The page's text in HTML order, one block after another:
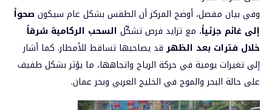
وفي بيان مفصل، أوضح المركز أن الطقس بشكل عام سيكونصحواً
إلى غائم جزئياً، مع تزايد فرص تشكّل السحب الركامية شرقاً
خلال فترات بعد الظهرقد يصاحبها تساقط للأمطار. كما أشار
إلى تغيرات يومية في حركة الرياح واتجاهها، ما يؤثر بشكل طفيف
على حالة البحر والموج في الخليج العربي وبحر عمان.